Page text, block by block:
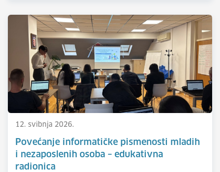
12. svibnja 2026.
Povećanje informatičke pismenosti mladih
i nezaposlenih osoba – edukativna
radionica